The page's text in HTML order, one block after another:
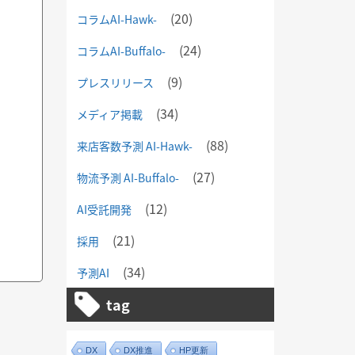
コラムAI-Hawk- (20)
コラムAI-Buffalo- (24)
プレスリリース (9)
メディア掲載 (34)
来店客数予測 AI-Hawk- (88)
物流予測 AI-Buffalo- (27)
AI受託開発 (12)
採用 (21)
予測AI (34)
tag
DX DX推進 HP更新